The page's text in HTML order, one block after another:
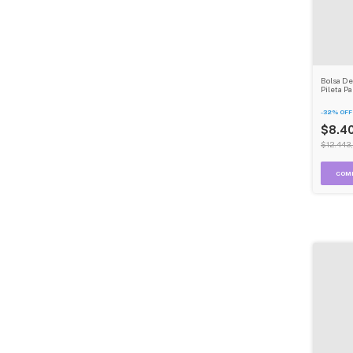
Bolsa
Pileta
-32% OFF